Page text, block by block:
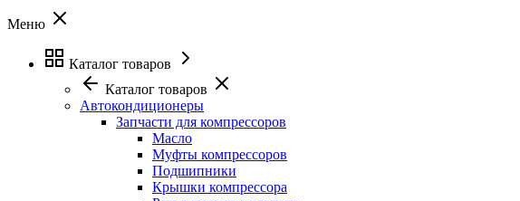
Меню
Каталог товаров
Каталог товаров
Автокондиционеры
Запчасти для компрессоров
Масло
Муфты компрессоров
Подшипники
Крышки компрессора